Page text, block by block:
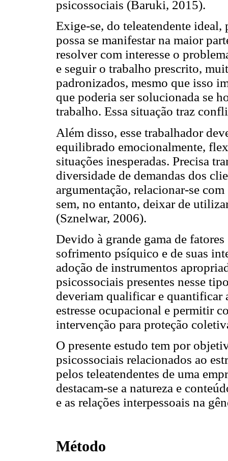
psicossociais (Baruki, 2015).
Exige-se, do teleatendente
possa se manifestar na maior
resolver com interesse o
e seguir o trabalho prescrito,
padronizados, mesmo que isso
que poderia ser solucionada se
trabalho. Essa situação traz
Além disso, esse trabalhador
equilibrado emocionalmente,
situações inesperadas. Precisa
diversidade de demandas dos
argumentação, relacionar-se
sem, no entanto, deixar de
(Sznelwar, 2006).
Devido à grande gama de
sofrimento psíquico e de suas
adoção de instrumentos
psicossociais presentes nesse
deveriam qualificar e quantificar
estresse ocupacional e permitir
intervenção para proteção
O presente estudo tem por
psicossociais relacionados ao
pelos teleatendentes de uma
destacam-se a natureza e
e as relações interpessoais na
Método